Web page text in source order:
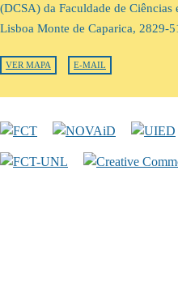
(DCSA) da Faculdade de
Lisboa Monte de Caparica, 2829-
VER MAPA E-MAIL